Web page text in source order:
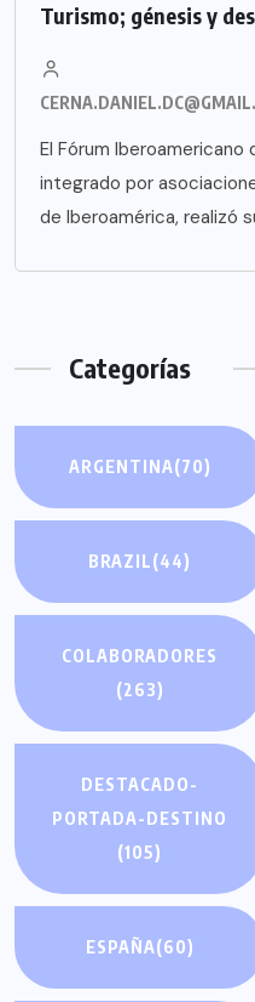
Turismo; génesis y
El Fórum
integrado por
de Iberoamérica, realizó
Categorías
ARGENTINA(70)
BRAZIL(44)
COLABORADORES
(263)
DESTACADO-
PORTADA-DESTINO
(105)
ESPAÑA(60)